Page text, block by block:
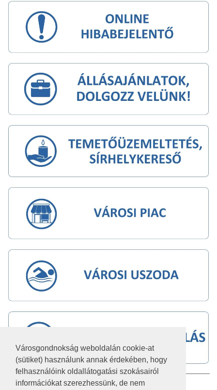
Városgondnokság weboldalán cookie-at
(sütiket) használunk annak érdekében, hogy
felhasználóink oldallátogatási szokásairól
információkat szerezhessünk, de nem
IMPRESSZUM